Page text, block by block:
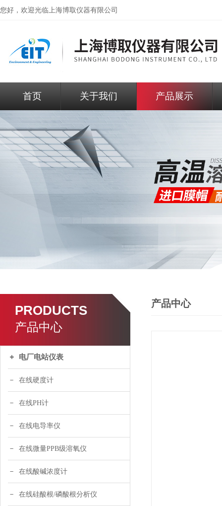
您好，欢迎光临上海博取仪器有限公司
首页 关于我们 产品展示
PRODUCTS
产品中心
电厂电站仪表
在线硬度计
在线PH计
在线电导率仪
在线微量PPB级溶氧仪
在线酸碱浓度计
在线硅酸根/磷酸根分析仪
产品中心